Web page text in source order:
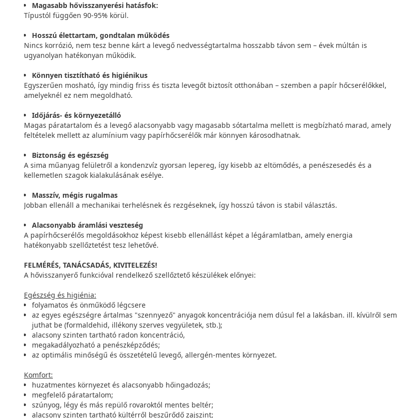
Magasabb hővisszanyerési hatásfok:
Típustól függően 90-95% körül.
Hosszú élettartam, gondtalan működés
Nincs korrózió, nem tesz benne kárt a levegő nedvességtartalma hosszabb távon sem – évek múltán is
ugyanolyan hatékonyan működik.
Könnyen tisztítható és higiénikus
Egyszerűen mosható, így mindig friss és tiszta levegőt biztosít otthonában – szemben a papír hőcserélőkkel,
amelyeknél ez nem megoldható.
Időjárás- és környezetálló
Magas páratartalom és a levegő alacsonyabb vagy magasabb sótartalma mellett is megbízható marad, amely
feltételek mellett az alumínium vagy papírhőcserélők már könnyen károsodhatnak.
Biztonság és egészség
A sima műanyag felületről a kondenzvíz gyorsan lepereg, így kisebb az eltömődés, a penészesedés és a
kellemetlen szagok kialakulásának esélye.
Masszív, mégis rugalmas
Jobban ellenáll a mechanikai terhelésnek és rezgéseknek, így hosszú távon is stabil választás.
Alacsonyabb áramlási veszteség
A papírhőcserélős megoldásokhoz képest kisebb ellenállást képet a légáramlatban, amely energia
hatékonyabb szellőztetést tesz lehetővé.
FELMÉRÉS, TANÁCSADÁS, KIVITELEZÉS!
A hővisszanyerő funkcióval rendelkező szellőztető készülékek előnyei:
Egészség és higiénia:
folyamatos és önműködő légcsere
az egyes egészségre ártalmas "szennyező" anyagok koncentrációja nem dúsul fel a lakásban. ill. kívülről sem
juthat be (formaldehid, illékony szerves vegyületek, stb.);
alacsony szinten tartható radon koncentráció,
megakadályozható a penészképződés;
az optimális minőségű és összetételű levegő, allergén-mentes környezet.
Komfort:
huzatmentes környezet és alacsonyabb hőingadozás;
megfelelő páratartalom;
szúnyog, légy és más repülő rovaroktól mentes beltér;
alacsony szinten tartható kültérről beszűrődő zajszint;